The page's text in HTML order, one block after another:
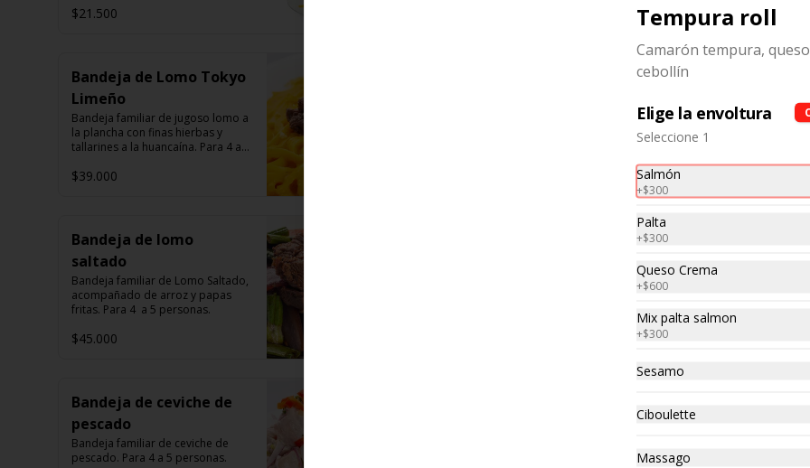
$21.500
Bandeja de Lomo Tokyo
Limeño
Bandeja familiar de jugoso lomo a
la plancha con finas hierbas y
tallarines a la huancaína. Para 4 a 5
$39.000
Bandeja de lomo
saltado
Bandeja familiar de Lomo Saltado,
acompañado de arroz y papas
fritas. Para 4  a 5 personas.
$45.000
Bandeja de ceviche de
pescado
Bandeja familiar de ceviche de
pescado. Para 4 a 5 personas.
Tempura roll
Camarón tempura,
cebollín
Elige la envoltura
Seleccione 1
Salmón
+$300
Palta
+$300
Queso Crema
+$600
Mix palta salmon
+$300
Sesamo
Ciboulette
Massago